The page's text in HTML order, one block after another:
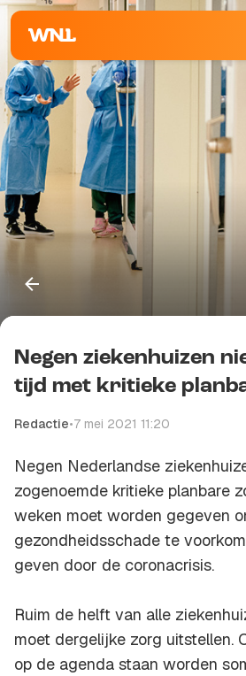
Negen ziekenhuizen
tijd met kritieke
Redactie•7 mei 2021 11:20
Negen Nederlandse
zogenoemde kritieke planbare
weken moet worden gegeven
gezondheidsschade te
geven door de coronacrisis.
Ruim de helft van alle
moet dergelijke zorg uitstellen.
op de agenda staan worden